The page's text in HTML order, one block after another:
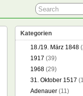
Kategorien
18./19. März 1848
1917 (39)
1968 (29)
31. Oktober 1517
Adenauer (11)